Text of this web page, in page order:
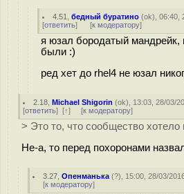
4.51 ,бедный буратино (ok), 06:40,
[ответить] [к модератору]
я юзал бородатый мандрейк,
были :)
ред хет до rhel4 не юзал
2.18 ,Michael Shigorin (ok), 13:03, 28/03/
[ответить] [↑] [к модератору]
> Это то, что сообщество
Не-а, то перед похоронами
3.27 ,Опенманька (?), 15:00, 28/03/
[к модератору]